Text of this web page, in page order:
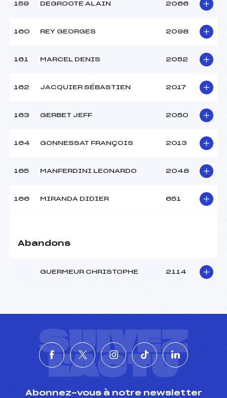
159 DEGROOTE ALAIN 2066
160 REY GEORGES 2098
161 MARCEL DENIS 2052
162 JACQUIER SÉBASTIEN 2017
163 GERBET JEFF 2050
164 GONNESSAT FRANÇOIS 2013
165 MANFERDINI LEONARDO 2048
166 MIRANDA DIDIER 651
Abandons
GUERMEUR CHRISTOPHE 2114
SUIVEZ
L'ACTU
Abonnez-vous à notre newsletter